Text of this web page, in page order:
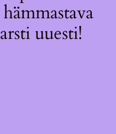
uuesti!